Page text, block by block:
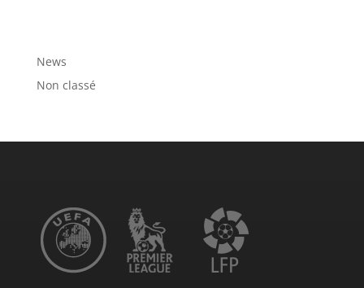
News
Non classé